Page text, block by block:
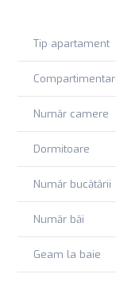
Poziționarea
la doar câteva
regăsești
facilități specifice
Un apartament
cupluri care caută
vibrantă și
Tip apartament
Număr camere
Dormitoare
Număr bucătării
Număr băi
Geam la baie